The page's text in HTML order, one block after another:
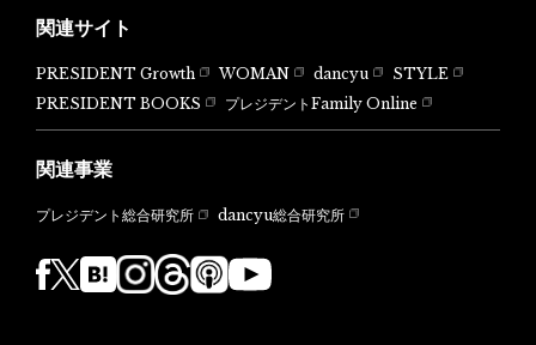
関連サイト
PRESIDENT Growth WOMAN dancyu
STYLE
PRESIDENT BOOKS
プレジデントFamily Online
関連事業
プレジデント総合研究所 dancyu総合研究所